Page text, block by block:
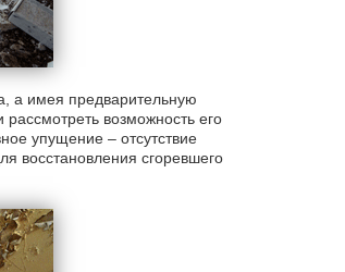
а имея предварительную
возможность его
упущение – отсутствие
восстановления сгоревшего